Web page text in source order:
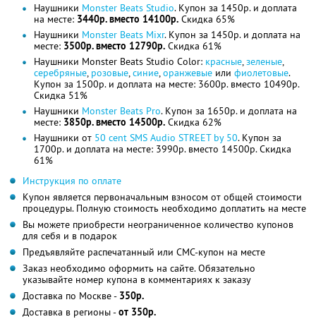
Наушники Monster Beats Studio. Купон за 1450р. и доплата
на месте: 3440р. вместо 14100р. Скидка 65%
Наушники Monster Beats Mixr. Купон за 1450р. и доплата на
месте: 3500р. вместо 12790р. Скидка 61%
Наушники Monster Beats Studio Color: красные,зеленые,
серебряные, розовые,синие,оранжевые или фиолетовые.
Купон за 1500р. и доплата на месте: 3600р. вместо 10490р.
Скидка 51%
Наушники Monster Beats Pro. Купон за 1650р. и доплата на
месте: 3850р. вместо 14500р. Скидка 62%
Наушники от 50 cent SMS Audio STREET by 50. Купон за
1700р. и доплата на месте: 3990р. вместо 14500р. Скидка
61%
Инструкция по оплате
Купон является первоначальным взносом от общей стоимости
процедуры. Полную стоимость необходимо доплатить на месте
Вы можете приобрести неограниченное количество купонов
для себя и в подарок
Предъявляйте распечатанный или СМС-купон на месте
Заказ необходимо оформить на сайте. Обязательно
указывайте номер купона в комментариях к заказу
Доставка по Москве - 350р.
Доставка в регионы -от 350р.